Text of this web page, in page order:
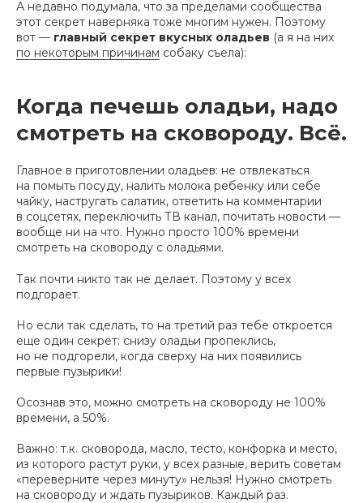
А недавно подумала, что за пределами сообщества
этот секрет наверняка тоже многим нужен. Поэтому
вот — главный секрет вкусных оладьев (а я на них
по некоторым причинам собаку съела):
Когда печешь оладьи, надо
смотреть на сковороду. Всё.
Главное в приготовлении оладьев: не отвлекаться
на помыть посуду, налить молока ребенку или себе
чайку, настругать салатик, ответить на комментарии
в соцсетях, переключить ТВ канал, почитать новости —
вообще ни на что. Нужно просто 100% времени
смотреть на сковороду с оладьями.
Так почти никто так не делает. Поэтому у всех
подгорает.
Но если так сделать, то на третий раз тебе откроется
еще один секрет: снизу оладьи пропеклись,
но не подгорели, когда сверху на них появились
первые пузырики!
Осознав это, можно смотреть на сковороду не 100%
времени, а 50%.
Важно: т.к. сковорода, масло, тесто, конфорка и место,
из которого растут руки, у всех разные, верить советам
«переверните через минуту» нельзя! Нужно смотреть
на сковороду и ждать пузыриков. Каждый раз.